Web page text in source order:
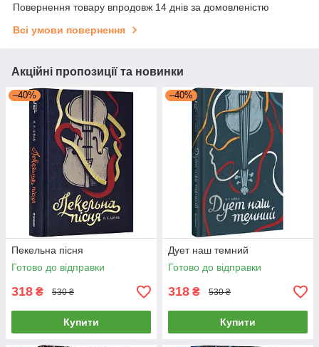
Повернення товару впродовж 14 днів за домовленістю
Всі умови повернення
Акційні пропозиції та новинки
–40%
Пекельна пісня
Готово до відправки
318 ₴ 530 ₴
Купити
–40%
Дует наш темний
Готово до відправки
318 ₴ 530 ₴
Купити